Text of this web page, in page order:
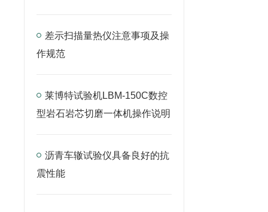
差示扫描量热仪注意事项及操
作规范
莱博特试验机LBM-150C数控
型岩石岩芯切磨一体机操作说明
沥青车辙试验仪具备良好的抗
震性能